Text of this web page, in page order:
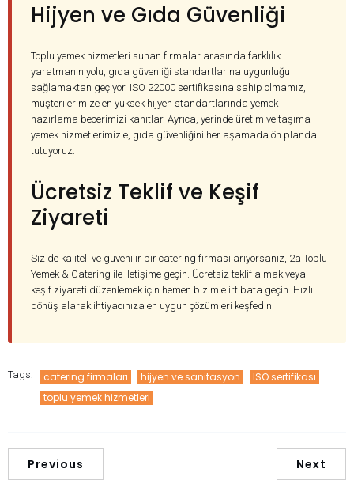
Hijyen ve Gıda Güvenliği
Toplu yemek hizmetleri sunan firmalar arasında farklılık
yaratmanın yolu, gıda güvenliği standartlarına uygunluğu
sağlamaktan geçiyor. ISO 22000 sertifikasına sahip olmamız,
müşterilerimize en yüksek hijyen standartlarında yemek
hazırlama becerimizi kanıtlar. Ayrıca, yerinde üretim ve taşıma
yemek hizmetlerimizle, gıda güvenliğini her aşamada ön planda
tutuyoruz.
Ücretsiz Teklif ve Keşif
Ziyareti
Siz de kaliteli ve güvenilir bir catering firması arıyorsanız, 2a Toplu
Yemek & Catering ile iletişime geçin. Ücretsiz teklif almak veya
keşif ziyareti düzenlemek için hemen bizimle irtibata geçin. Hızlı
dönüş alarak ihtiyacınıza en uygun çözümleri keşfedin!
Tags: catering firmaları hijyen ve sanitasyon
ISO sertifikası
toplu yemek hizmetleri
Previous Next